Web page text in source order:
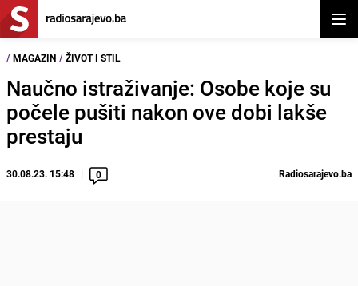
/ MAGAZIN / ŽIVOT I STIL
Naučno istraživanje: Osobe koje su
počele pušiti nakon ove dobi lakše
prestaju
30.08.23. 15:48 0 Radiosarajevo.ba